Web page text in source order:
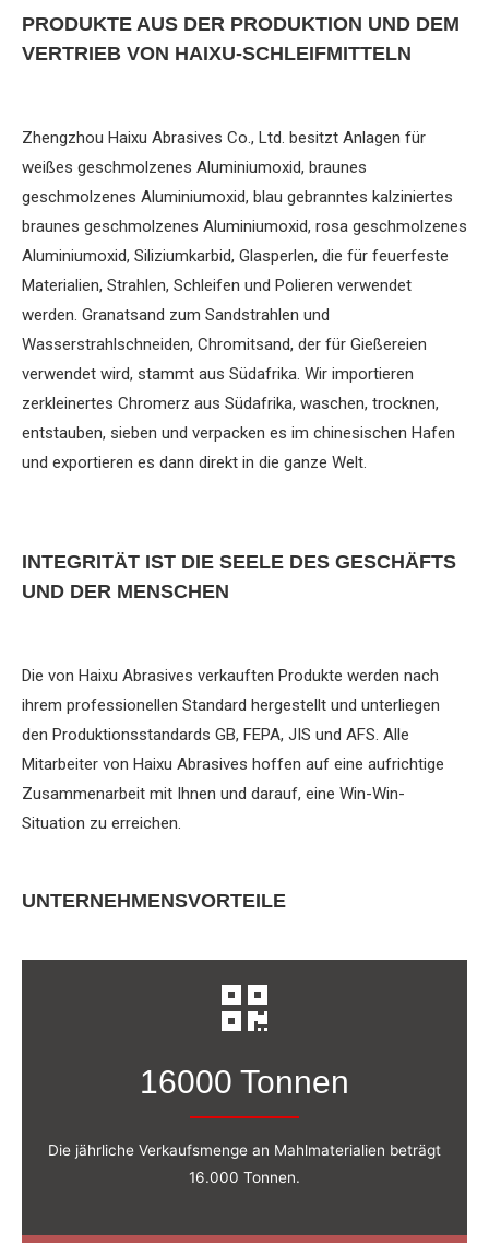
PRODUKTE AUS DER PRODUKTION UND DEM
VERTRIEB VON HAIXU-SCHLEIFMITTELN
Zhengzhou Haixu Abrasives Co., Ltd. besitzt Anlagen für
weißes geschmolzenes Aluminiumoxid, braunes
geschmolzenes Aluminiumoxid, blau gebranntes kalziniertes
braunes geschmolzenes Aluminiumoxid, rosa geschmolzenes
Aluminiumoxid, Siliziumkarbid, Glasperlen, die für feuerfeste
Materialien, Strahlen, Schleifen und Polieren verwendet
werden. Granatsand zum Sandstrahlen und
Wasserstrahlschneiden, Chromitsand, der für Gießereien
verwendet wird, stammt aus Südafrika. Wir importieren
zerkleinertes Chromerz aus Südafrika, waschen, trocknen,
entstauben, sieben und verpacken es im chinesischen Hafen
und exportieren es dann direkt in die ganze Welt.
INTEGRITÄT IST DIE SEELE DES GESCHÄFTS
UND DER MENSCHEN
Die von Haixu Abrasives verkauften Produkte werden nach
ihrem professionellen Standard hergestellt und unterliegen
den Produktionsstandards GB, FEPA, JIS und AFS. Alle
Mitarbeiter von Haixu Abrasives hoffen auf eine aufrichtige
Zusammenarbeit mit Ihnen und darauf, eine Win-Win-
Situation zu erreichen.
UNTERNEHMENSVORTEILE
16000 Tonnen
Die jährliche Verkaufsmenge an Mahlmaterialien beträgt
16.000 Tonnen.